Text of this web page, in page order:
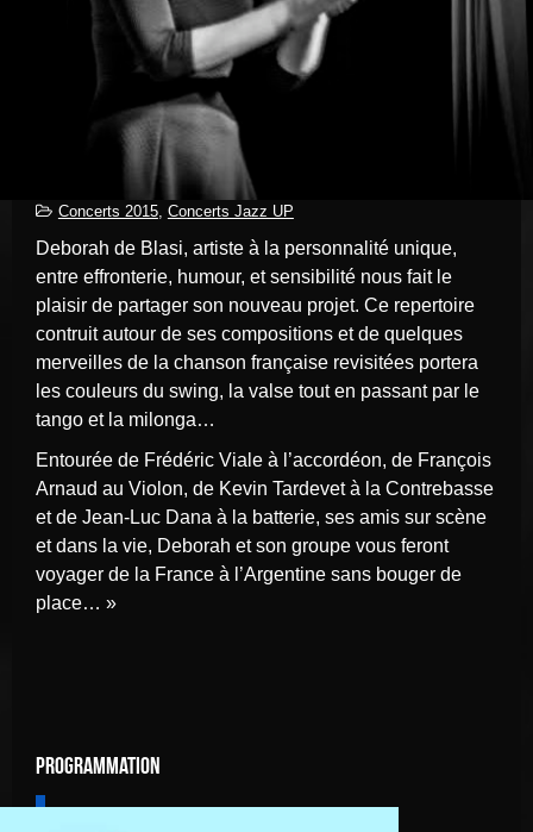
Concerts 2015, Concerts Jazz UP
Deborah de Blasi, artiste à la personnalité unique,
entre effronterie, humour, et sensibilité nous fait le
plaisir de partager son nouveau projet. Ce repertoire
contruit autour de ses compositions et de quelques
merveilles de la chanson française revisitées portera
les couleurs du swing, la valse tout en passant par le
tango et la milonga…
Entourée de Frédéric Viale à l’accordéon, de François
Arnaud au Violon, de Kevin Tardevet à la Contrebasse
et de Jean-Luc Dana à la batterie, ses amis sur scène
et dans la vie, Deborah et son groupe vous feront
voyager de la France à l’Argentine sans bouger de
place… »
Programmation